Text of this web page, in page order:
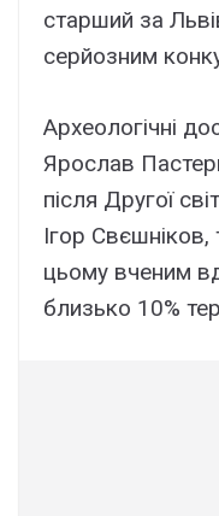
старший за
серйозним
Археологічні
Ярослав
після Другої
Ігор Свєшніков,
цьому вченим
близько 10%